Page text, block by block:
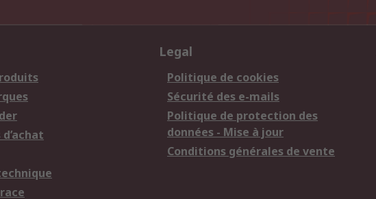
Legal
Politique de cookies
Sécurité des e-mails
Politique de protection des
données - Mise à jour
Conditions générales de vente